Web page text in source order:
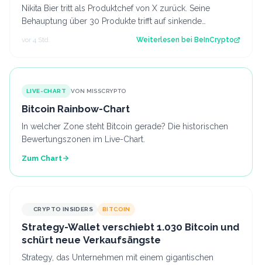
Nikita Bier tritt als Produktchef von X zurück. Seine
Behauptung über 30 Produkte trifft auf sinkende
Downloadzahlen und Nutzerdaten. Der Be…
vor 4 Std. Weiterlesen bei BeInCrypto
LIVE-CHART VON MISSCRYPTO
Bitcoin Rainbow-Chart
In welcher Zone steht Bitcoin gerade? Die historischen
Bewertungszonen im Live-Chart.
Zum Chart
CRYPTO INSIDERS BITCOIN
Strategy-Wallet verschiebt 1.030 Bitcoin und
schürt neue Verkaufsängste
Strategy, das Unternehmen mit einem gigantischen